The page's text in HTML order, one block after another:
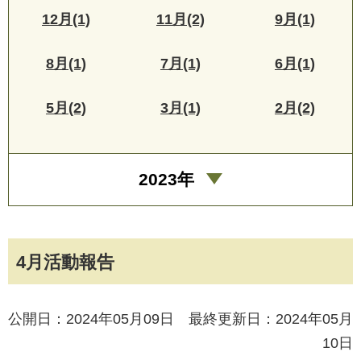
4月活動報告
公開日：2024年05月09日 最終更新日：2024年05月
10日
12月(1) 11月(2) 9月(1)
8月(1) 7月(1) 6月(1)
5月(2) 3月(1) 2月(2)
2023年